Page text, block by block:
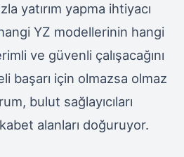
yatırım yapma ihtiyacı
YZ modellerinin hangi
ve güvenli çalışacağını
başarı için olmazsa olmaz
bulut sağlayıcıları
alanları doğuruyor.